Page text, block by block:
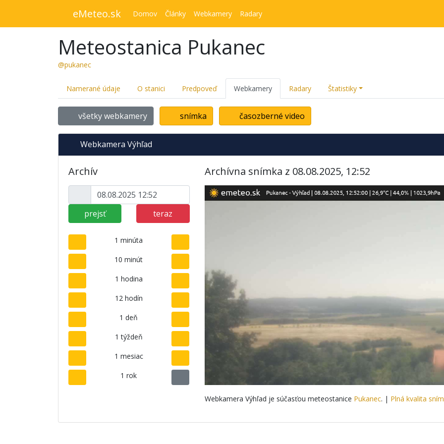
eMeteo.sk Domov Články Webkamery Radary
Meteostanica Pukanec
@pukanec
Namerané údaje O stanici Predpoveď Webkamery Radary Štatistiky
všetky webkamery snímka časozberné video
Webkamera Výhľad
Archív
prejsť teraz
1 minúta
10 minút
1 hodina
12 hodín
1 deň
1 týždeň
1 mesiac
1 rok
Archívna snímka z 08.08.2025, 12:52
Webkamera Výhľad je súčasťou meteostanice Pukanec. | Plná kvalita